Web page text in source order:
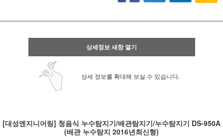
상세정보 새창 열기
상세 정보를 확대해 보실 수 있습니다.
[대성엔지니어링] 청음식 누수탐지기/배관탐지기/누수탐지기 DS-950A
(배관 누수탐지 2016년최신형)